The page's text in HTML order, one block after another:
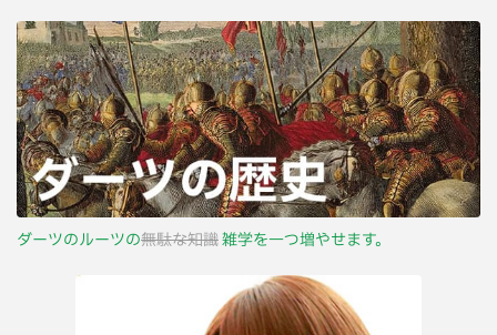
ダーツのルーツの無駄な知識雑学を一つ増やせます。